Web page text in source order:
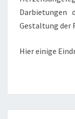
Darbietungen
Gestaltung der
Hier einige